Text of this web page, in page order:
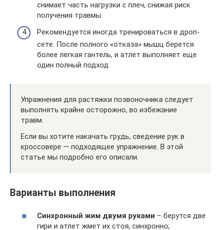
снимает часть нагрузки с плеч, снижая риск
получения травмы.
Рекомендуется иногда тренироваться в дроп-
сете. После полного «отказа» мышц берется
более легкая гантель, и атлет выполняет еще
один полный подход.
Упражнения для растяжки позвоночника следует
выполнять крайне осторожно, во избежание
травм.
Если вы хотите накачать грудь, сведение рук в
кроссовере — подходящее упражнение. В этой
статье мы подробно его описали.
Варианты выполнения
Синхронный жим двумя руками – берутся две
гири и атлет жмет их стоя, синхронно;